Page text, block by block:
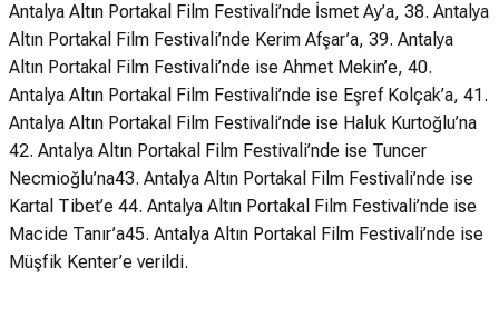
Antalya Altın Portakal Film Festivali’nde İsmet Ay’a, 38. Antalya
Altın Portakal Film Festivali’nde Kerim Afşar’a, 39. Antalya
Altın Portakal Film Festivali’nde ise Ahmet Mekin’e, 40.
Antalya Altın Portakal Film Festivali’nde ise Eşref Kolçak’a, 41.
Antalya Altın Portakal Film Festivali’nde ise Haluk Kurtoğlu’na
42. Antalya Altın Portakal Film Festivali’nde ise Tuncer
Necmioğlu’na43. Antalya Altın Portakal Film Festivali’nde ise
Kartal Tibet’e 44. Antalya Altın Portakal Film Festivali’nde ise
Macide Tanır’a45. Antalya Altın Portakal Film Festivali’nde ise
Müşfik Kenter’e verildi.